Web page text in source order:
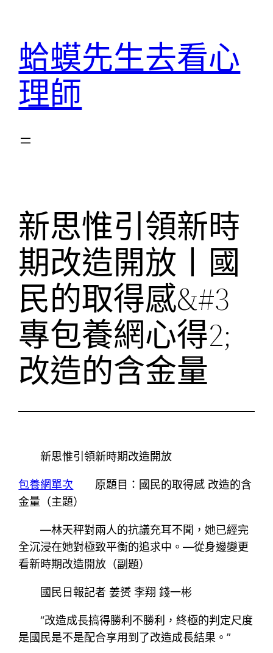
蛤蟆先生去看心
理師
新思惟引領新時
期改造開放丨國
民的取得感&#3
專包養網心得2;
改造的含金量
新思惟引領新時期改造開放
包養網單次 原題目：國民的取得感 改造的含
金量（主題）
—林天秤對兩人的抗議充耳不聞，她已經完
全沉浸在她對極致平衡的追求中。—從身邊變更
看新時期改造開放（副題）
國民日報記者 姜赟 李翔 錢一彬
“改造成長搞得勝利不勝利，終極的判定尺度
是國民是不是配合享用到了改造成長結果。”